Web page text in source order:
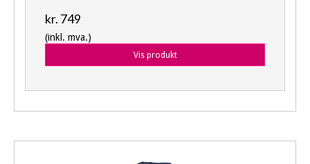
kr. 749
(inkl. mva.)
Vis produkt